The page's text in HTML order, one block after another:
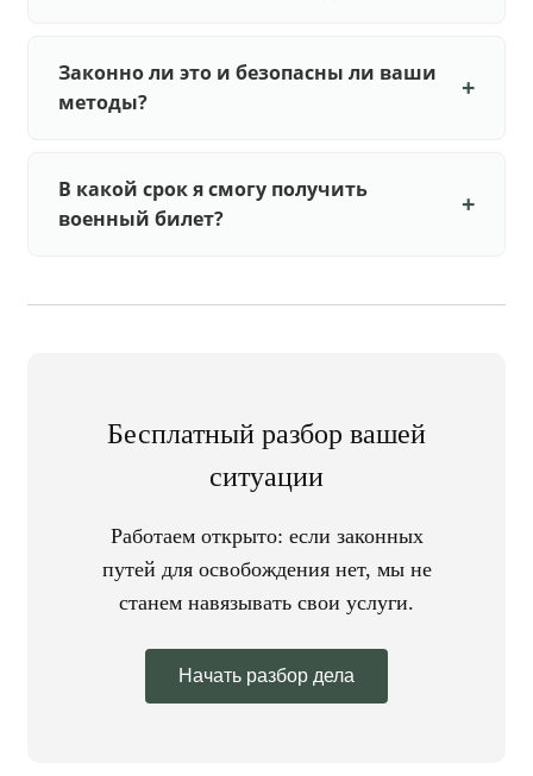
Законно ли это и безопасны ли ваши
методы?
В какой срок я смогу получить
военный билет?
Бесплатный разбор вашей
ситуации
Работаем открыто: если законных
путей для освобождения нет, мы не
станем навязывать свои услуги.
Начать разбор дела